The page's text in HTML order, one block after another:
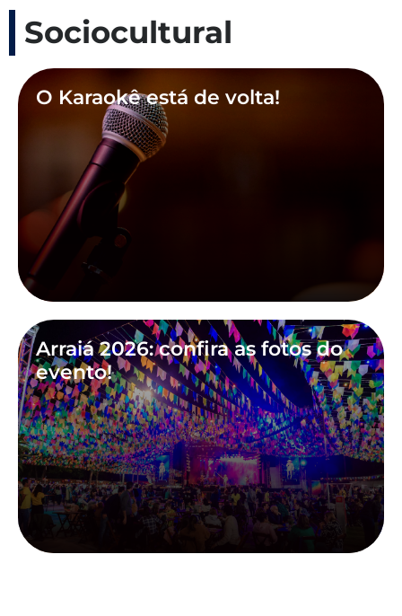
Sociocultural
O Karaokê está de volta!
Arraiá 2026: confira as fotos do
evento!